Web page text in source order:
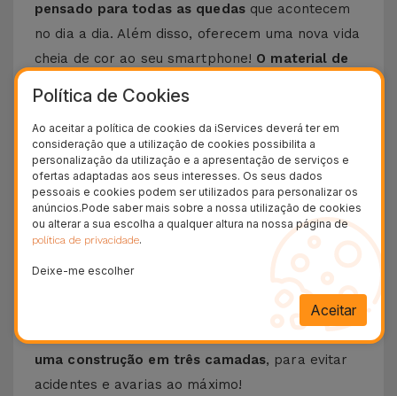
pensado para todas as quedasque acontecem
no dia a dia. Além disso, oferecem uma nova vida
cheia de cor ao seu smartphone! O material de
Esta Capa é compatível com os modelosiPhone
15, 14, 13, 12 entre outros bem como os mais
recentes modelos da Apple, oiPhone 16e
iPhone 17.
Proteção de 3 camadas com as Capas
Silicone
Capas Silicone iPhone contam com
uma construção robusta e de qualidade, com
uma construção em três camadas, para evitar
acidentes e avarias ao máximo!
Política de Cookies
Ao aceitar a política de cookies da iServices deverá ter em
consideração que a utilização de cookies possibilita a
personalização da utilização e a apresentação de serviços e
ofertas adaptadas aos seus interesses. Os seus dados
pessoais e cookies podem ser utilizados para personalizar os
anúncios.Pode saber mais sobre a nossa utilização de cookies
ou alterar a sua escolha a qualquer altura na nossa página de
política de privacidade.
Deixe-me escolher
Aceitar